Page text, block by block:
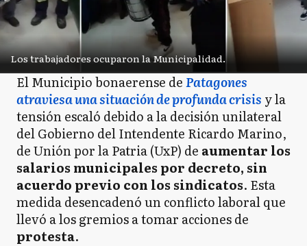
Los trabajadores ocuparon la Municipalidad.
El Municipio bonaerense dePatagones
atraviesa una situación de profunda crisis y la
tensión escaló debido a la decisión unilateral
del Gobierno del Intendente Ricardo Marino,
de Unión por la Patria (UxP) de aumentar los
salarios municipales por decreto, sin
acuerdo previo con los sindicatos. Esta
medida desencadenó un conflicto laboral que
llevó a los gremios a tomar acciones de
protesta.